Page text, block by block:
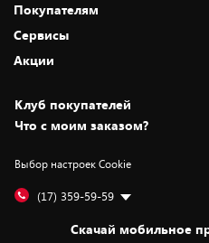
О нас
Адреса магазинов
Новости
Статьи и обзоры
Вакансии
Дай пять добру!
Покупателям
Как сделать заказ
Оплата и доставка
Безналичный расчёт
Обмен и возврат товара
Обработка персональных данных
Подарочные карты
Сервисы
Установка техники
Для игровых консолей
Для мобильных устройств
Для компьютеров
Акции
Скидки и промокоды
Белорусские товары
Бонусы
Оплата частями
Клуб покупателей
Что с моим заказом?
Выбор настроек Cookie
(17) 359-59-59
Скачай мобильное